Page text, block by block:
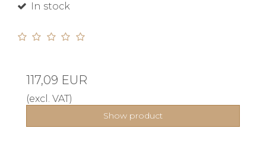
In stock
117,09 EUR
(excl. VAT)
Show product